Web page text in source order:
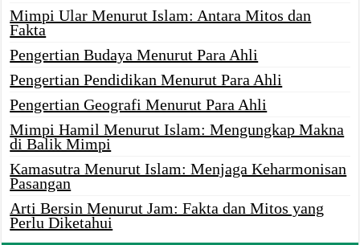
Mimpi Ular Menurut Islam: Antara Mitos dan
Fakta
Pengertian Budaya Menurut Para Ahli
Pengertian Pendidikan Menurut Para Ahli
Pengertian Geografi Menurut Para Ahli
Mimpi Hamil Menurut Islam: Mengungkap Makna
di Balik Mimpi
Kamasutra Menurut Islam: Menjaga Keharmonisan
Pasangan
Arti Bersin Menurut Jam: Fakta dan Mitos yang
Perlu Diketahui